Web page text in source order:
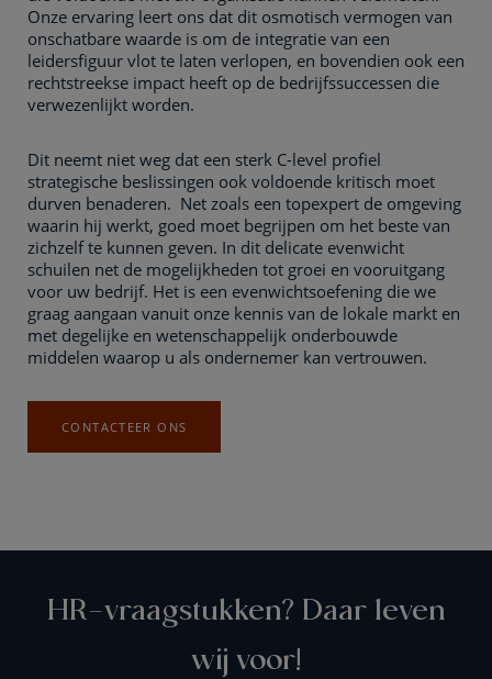
Onze ervaring leert ons dat dit osmotisch vermogen van
onschatbare waarde is om de integratie van een
leidersfiguur vlot te laten verlopen, en bovendien ook een
rechtstreekse impact heeft op de bedrijfssuccessen die
verwezenlijkt worden.
Dit neemt niet weg dat een sterk C-level profiel
strategische beslissingen ook voldoende kritisch moet
durven benaderen. Net zoals een topexpert de omgeving
waarin hij werkt, goed moet begrijpen om het beste van
zichzelf te kunnen geven. In dit delicate evenwicht
schuilen net de mogelijkheden tot groei en vooruitgang
voor uw bedrijf. Het is een evenwichtsoefening die we
graag aangaan vanuit onze kennis van de lokale markt en
met degelijke en wetenschappelijk onderbouwde
middelen waarop u als ondernemer kan vertrouwen.
CONTACTEER ONS
HR-vraagstukken? Daar leven
wij voor!